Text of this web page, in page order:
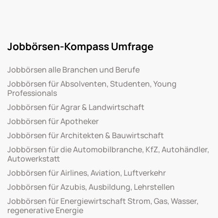
Jobbörsen-Kompass Umfrage
Jobbörsen alle Branchen und Berufe
Jobbörsen für Absolventen, Studenten, Young
Professionals
Jobbörsen für Agrar & Landwirtschaft
Jobbörsen für Apotheker
Jobbörsen für Architekten & Bauwirtschaft
Jobbörsen für die Automobilbranche, KfZ, Autohändler,
Autowerkstatt
Jobbörsen für Airlines, Aviation, Luftverkehr
Jobbörsen für Azubis, Ausbildung, Lehrstellen
Jobbörsen für Energiewirtschaft Strom, Gas, Wasser,
regenerative Energie